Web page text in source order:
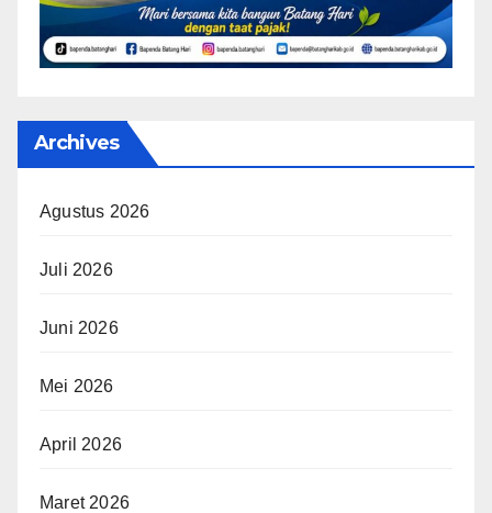
Archives
Agustus 2026
Juli 2026
Juni 2026
Mei 2026
April 2026
Maret 2026